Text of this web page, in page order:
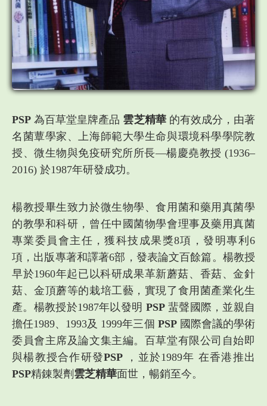
PSP 為百草堂皇牌產品 雲芝精華的有效成分，由著
名菌蕈學家、上海師範大學生命與環境科學學院教
授、微生物與免疫研究所所長—楊慶堯教授 (1936–
2016) 於1987年研發成功。
楊教授畢生致力於微生物學、食用菌和藥用真菌學
的教學和科研，曾任中國菌物學會理事及藥用真菌
專業委員會主任，獲科技成果獎8項，發明專利6
項，出版專著和譯著6部，發表論文百餘篇。楊教授
早於1960年起已以科研成果革新蘑菇、香菇、金針
菇、金頂蘑等的栽培工藝，實現了食用菌產業化生
產。楊教授於1987年以發明 PSP蜚聲國際，並親自
擔任1989、1993及 1999年三個 PSP國際會議的學術
委員會主席及論文集主編。百草堂有限公司自始即
與楊教授合作研發PSP ，並於1989年 在香港推出
PSP精錬製劑 雲芝精華面世，暢銷至今。